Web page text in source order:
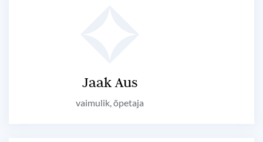
Jaak Aus
vaimulik, õpetaja